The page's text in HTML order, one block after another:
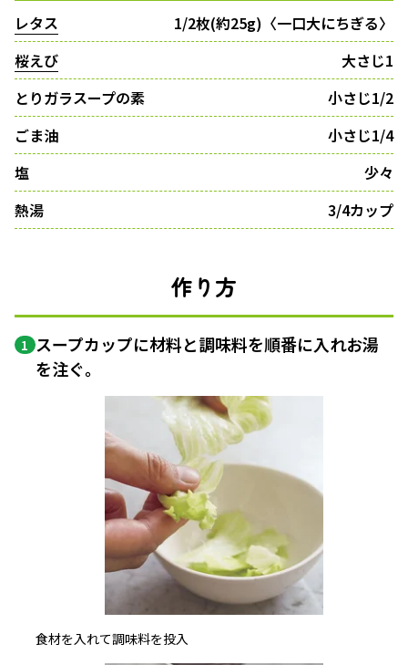
レタス
1/2枚(約25g)〈一口大にちぎる〉
桜えび
大さじ1
とりガラスープの素
小さじ1/2
ごま油
小さじ1/4
塩
少々
熱湯
3/4カップ
作り方
1 スープカップに材料と調味料を順番に入れお湯
を注ぐ。
食材を入れて調味料を投入